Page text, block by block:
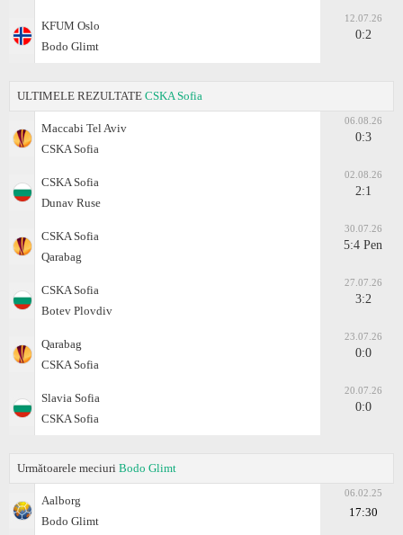
KFUM Oslo
Bodo Glimt
12.07.26
0:2
ULTIMELE REZULTATE CSKA Sofia
Maccabi Tel Aviv
CSKA Sofia
06.08.26
0:3
CSKA Sofia
Dunav Ruse
02.08.26
2:1
CSKA Sofia
Qarabag
30.07.26
5:4 Pen
CSKA Sofia
Botev Plovdiv
27.07.26
3:2
Qarabag
CSKA Sofia
23.07.26
0:0
Slavia Sofia
CSKA Sofia
20.07.26
0:0
Următoarele meciuri Bodo Glimt
Aalborg
Bodo Glimt
06.02.25
17:30